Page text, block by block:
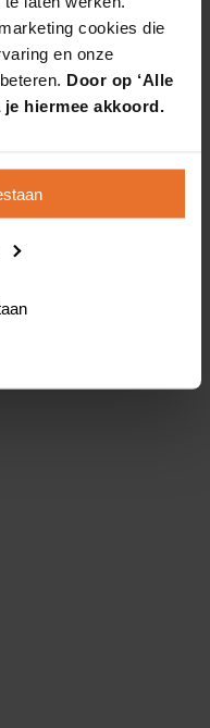
cookies die
en onze
Door op ‘Alle
je hiermee akkoord.